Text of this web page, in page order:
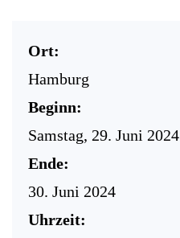
Ort:
Hamburg
Beginn:
Samstag, 29. Juni 2024
Ende:
30. Juni 2024
Uhrzeit: